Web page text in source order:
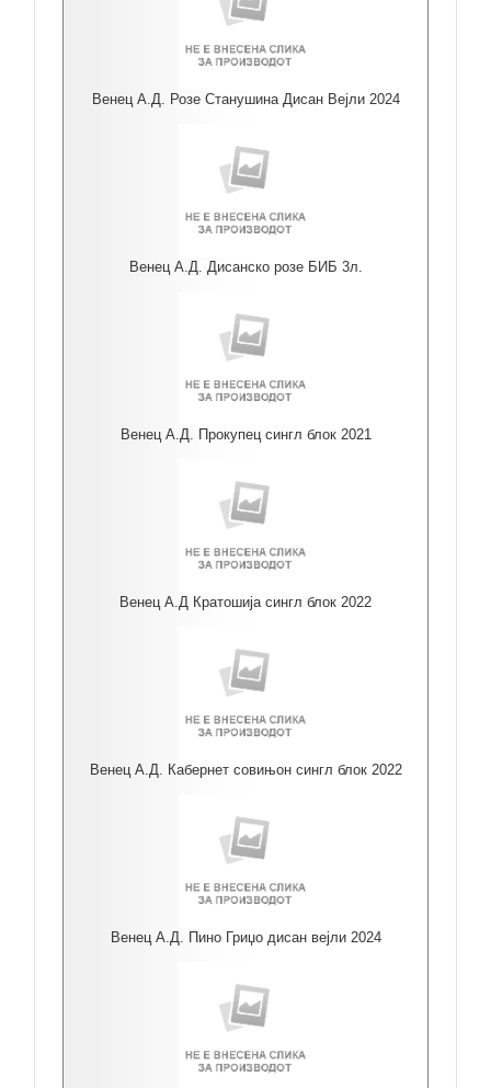
Венец А.Д. Розе Станушина Дисан Вејли 2024
Венец А.Д. Дисанско розе БИБ 3л.
Венец А.Д. Прокупец сингл блок 2021
Венец А.Д Кратошија сингл блок 2022
Венец А.Д. Кабернет совињон сингл блок 2022
Венец А.Д. Пино Гриџо дисан вејли 2024